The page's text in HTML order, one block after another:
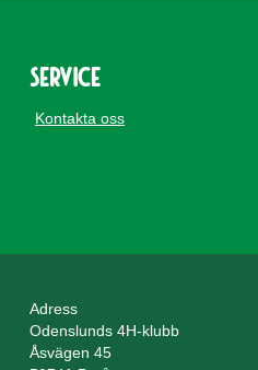
Service
Kontakta oss
Adress
Odenslunds 4H-klubb
Åsvägen 45